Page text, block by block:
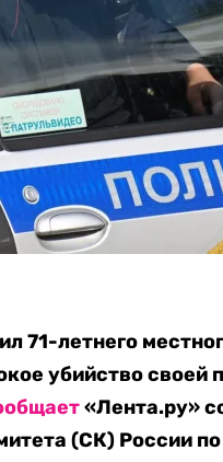
71-летнего
убийство своей
«Лента.ру»
(СК) России